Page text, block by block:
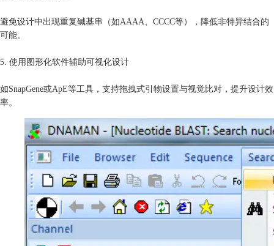
避免设计中出现重复碱基串（如AAAA、CCCC等），降低非特异结合的
可能。
5. 使用图形化软件辅助可视化设计
如SnapGene或ApE等工具，支持拖拽式引物设置与视觉比对，提升设计效
率。